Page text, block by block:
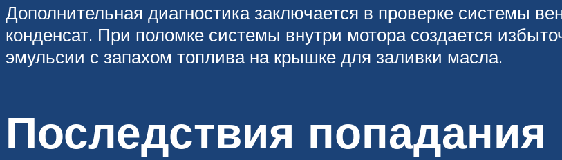
Дополнительная диагностика заключается в проверке системы
конденсат. При поломке системы внутри мотора создается
эмульсии с запахом топлива на крышке для заливки масла.
Последствия попадания